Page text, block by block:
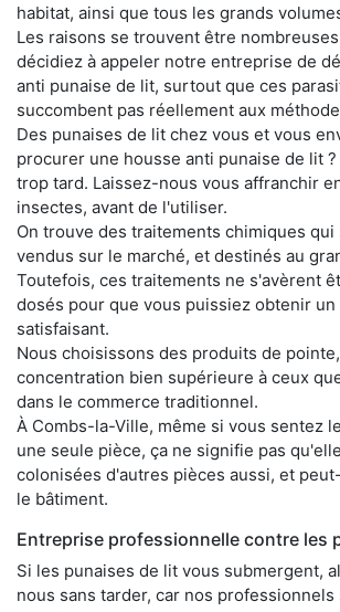
habitat, ainsi que tous les grands
Les raisons se trouvent être
décidiez à appeler notre entreprise de
anti punaise de lit, surtout que ces
succombent pas réellement aux
Des punaises de lit chez vous et vous
procurer une housse anti punaise de lit
trop tard. Laissez-nous vous affranchir
insectes, avant de l'utiliser.
On trouve des traitements chimiques
vendus sur le marché, et destinés au
Toutefois, ces traitements ne s'avèrent
dosés pour que vous puissiez obtenir
satisfaisant.
Nous choisissons des produits de
concentration bien supérieure à ceux
dans le commerce traditionnel.
À Combs-la-Ville, même si vous sentez
une seule pièce, ça ne signifie pas
colonisées d'autres pièces aussi, et
le bâtiment.
Entreprise professionnelle contre les
Si les punaises de lit vous submergent,
nous sans tarder, car nos